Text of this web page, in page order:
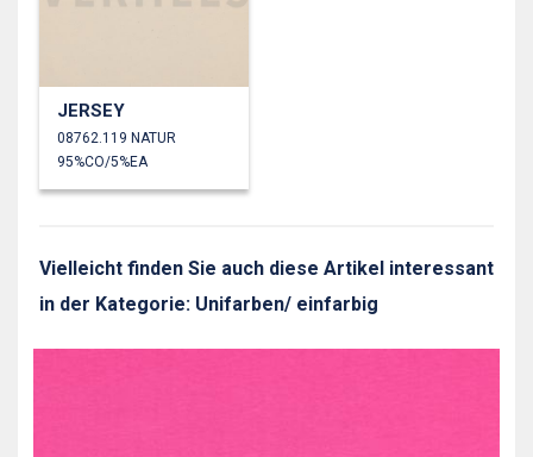
JERSEY
08762.119 NATUR
95%CO/5%EA
Vielleicht finden Sie auch diese Artikel interessant
in der Kategorie: Unifarben/ einfarbig